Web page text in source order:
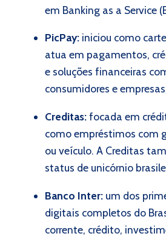
em Banking as a Service
PicPay: iniciou como
atua em pagamentos,
e soluções financeiras
consumidores e
Creditas:focada em
como empréstimos com
ou veículo. A Creditas
status de unicórnio
Banco Inter: um dos
digitais completos do
corrente, crédito,